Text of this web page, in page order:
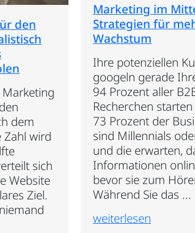
Marketing im
Strategien für
Wachstum
Ihre potenziellen
googeln gerade
94 Prozent aller
Recherchen
73 Prozent der
sind Millennials
und die erwarten,
Informationen
bevor sie zum
Während Sie das ...
weiterlesen
den
dem
Zahl wird
sich
Website
Ziel.